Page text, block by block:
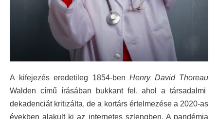
A kifejezés eredetileg 1854-ben Henry David Thoreau
Walden című írásában bukkant fel, ahol a társadalmi
dekadenciát kritizálta, de a kortárs értelmezése a 2020-as
években alakult ki az internetes szlengben. A pandémia